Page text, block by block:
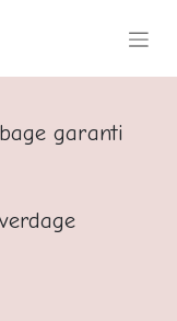
garanti